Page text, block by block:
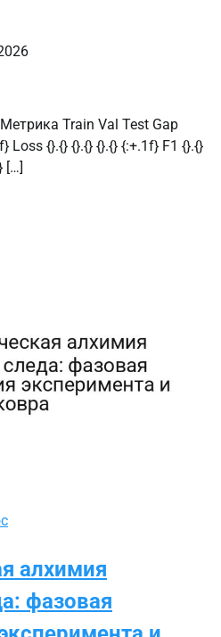
Train Val Test Gap
Loss {}.{} {}.{} {}.{} {:+.1f} F1 {}.{}
[…]
алхимия
фазовая